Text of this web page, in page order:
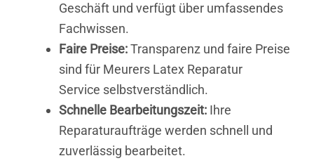
Geschäft und verfügt über umfassendes
Fachwissen.
Faire Preise:Transparenz und faire Preise
sind für Meurers Latex Reparatur
Service selbstverständlich.
Schnelle Bearbeitungszeit: Ihre
Reparaturaufträge werden schnell und
zuverlässig bearbeitet.